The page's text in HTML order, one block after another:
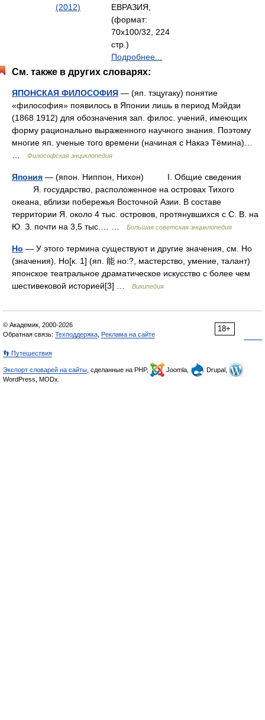
(2012)
ЕВРАЗИЯ,
(формат:
70x100/32, 224
стр.)
Подробнее...
См. также в других словарях:
ЯПОНСКАЯ ФИЛОСОФИЯ — (яп. тэцугаку) понятие
«философия» появилось в Японии лишь в период Мэйдзи
(1868 1912) для обозначения зап. филос. учений, имеющих
форму рационально выраженного научного знания. Поэтому
многие яп. ученые того времени (начиная с Накаэ Тёмина)…
Философская энциклопедия
Япония — (япон. Ниппон, Нихон) I. Общие сведения
Я. государство, расположенное на островах Тихого
океана, вблизи побережья Восточной Азии. В составе
территории Я. около 4 тыс. островов, протянувшихся с С. В. на
Ю. З. почти на 3,5 тыс.… …
Большая советская энциклопедия
Но — У этого термина существуют и другие значения, см. Но
(значения). Но[к. 1] (яп. 能 но:?, мастерство, умение, талант)
японское театральное драматическое искусство с более чем
шестивековой историей[3] …
Википедия
18+
© Академик, 2000-2026
Обратная связь: Техподдержка Реклама на сайте
👣 Путешествия
Экспорт словарей на сайты , сделанные на PHP, Joomla,
Drupal,
WordPress, MODx.